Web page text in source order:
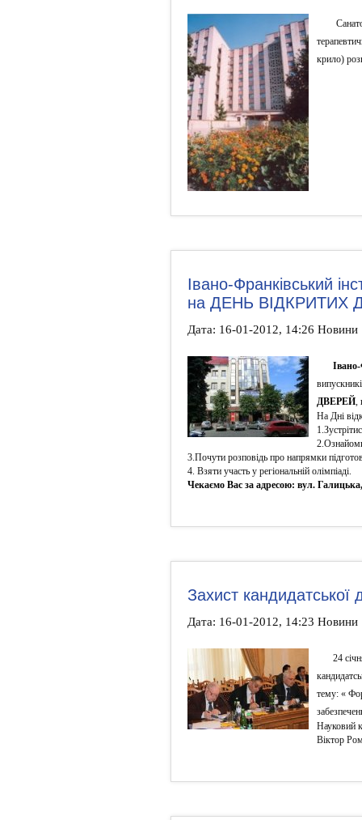
крило)
Івано-Франківський
на ДЕНЬ ВІДКРИТИХ
Дата: 16-01-2012, 14:26 Новини
ДВЕРЕЙ
На Дні
3.Почути розповідь про напрямки
4. Взяти участь у регіональній олімпіаді.
Чекаємо Вас за адресою: вул.
Захист кандидатської
Дата: 16-01-2012, 14:23 Новини
24
тему: «
Науковий
Віктор